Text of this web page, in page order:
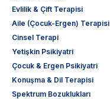
Evlilik & Çift Terapisi
Aile (Çocuk-Ergen) Terapisi
Cinsel Terapi
Yetişkin Psikiyatri
Çocuk & Ergen Psikiyatri
Konuşma & Dil Terapisi
Spektrum Bozuklukları